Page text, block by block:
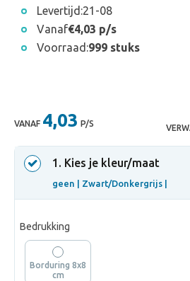
Levertijd:21-08
Vanaf€4,03 p/s
Voorraad:999 stuks
VANAF 4,03 P/S
1 . Kies je kleur/maat
geen | Zwart/Donkergrijs |
Bedrukking
Borduring 8x8
cm